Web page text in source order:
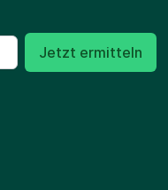
Jetzt ermitteln